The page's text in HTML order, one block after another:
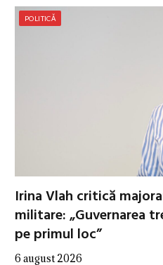
POLITICĂ
Irina Vlah critică
militare: „Guvernarea
pe primul loc”
6 august 2026